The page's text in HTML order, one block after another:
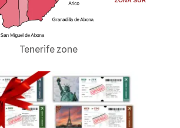
Tenerife zone